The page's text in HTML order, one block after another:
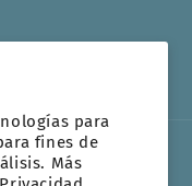
para
fines de
Más